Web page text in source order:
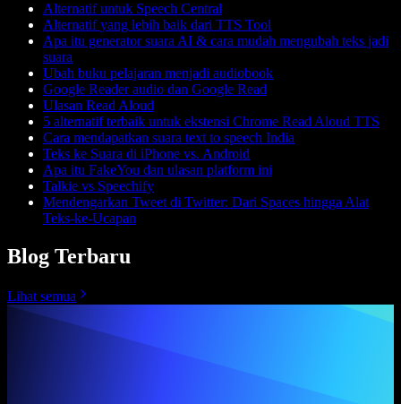
Alternatif untuk Speech Central
Alternatif yang lebih baik dari TTS Tool
Apa itu generator suara AI & cara mudah mengubah teks jadi
suara
Ubah buku pelajaran menjadi audiobook
Google Reader audio dan Google Read
Ulasan Read Aloud
5 alternatif terbaik untuk ekstensi Chrome Read Aloud TTS
Cara mendapatkan suara text to speech India
Teks ke Suara di iPhone vs. Android
Apa itu FakeYou dan ulasan platform ini
Talkie vs Speechify
Mendengarkan Tweet di Twitter: Dari Spaces hingga Alat
Teks-ke-Ucapan
Blog Terbaru
Lihat semua